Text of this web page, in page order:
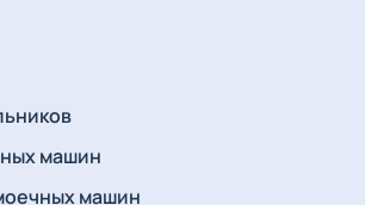
машин
машин